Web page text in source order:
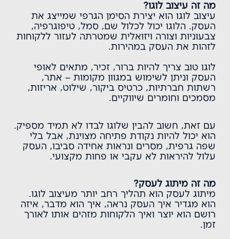
מה זה עיצוב לוגו?
עיצוב לוגוהוא יצירת הסימן הגרפי שמייצג את
העסק. הלוגו יכול לכלול שם, סמל, טיפוגרפיה,
צבעוניות וצורה ויזואלית שמטרתה לעזור ללקוחות
לזהות את העסק במהירות.
לוגו טוב צריך להיות ברור, זכיר, מתאים לאופי
העסק וניתן לשימוש במגוון מקומות – אתר,
רשתות חברתיות, כרטיס ביקור, שילוט, אריזות,
מסמכים וחומרים שיווקיים.
עם זאת, חשוב להבין שלוגו לבדו לא תמיד מספיק.
הוא יכול להיות נקודת פתיחה מצוינת, אבל בלי
שפה גרפית, מסרים ונראות אחידה סביבו, העסק
עלול להיראות לא עקבי או פחות מקצועי.
מה זה מיתוג לעסק?
מיתוג לעסק הוא תהליך רחב יותר מעיצוב לוגו.
הוא מגדיר איך העסק נראה, איך הוא מדבר, איזה
רושם הוא יוצר ואיך הלקוחות מזהים אותו לאורך
זמן.